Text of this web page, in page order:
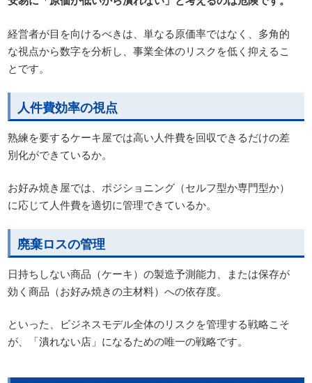
経営者が目を向けるべきは、単なる原価率ではなく、多角的
な視点から数字を分析し、事業全体のリスクを低く抑えるこ
とです。
人件費効率の視点
熟練を要するケーキ屋では高い人件費を回収できるだけの差
別化ができているか。
お好み焼き屋では、ポジショニング（セルフ型か専門型か）
に応じて人件費を適切に管理できているか。
廃棄ロスの管理
日持ちしない商品（ケーキ）の製造予測能力、または保存が
効く商品（お好み焼きの主材料）への依存度。
といった、ビジネスモデル全体のリスクを管理する戦略こそ
が、「潰れない店」になるための唯一の戦略です。